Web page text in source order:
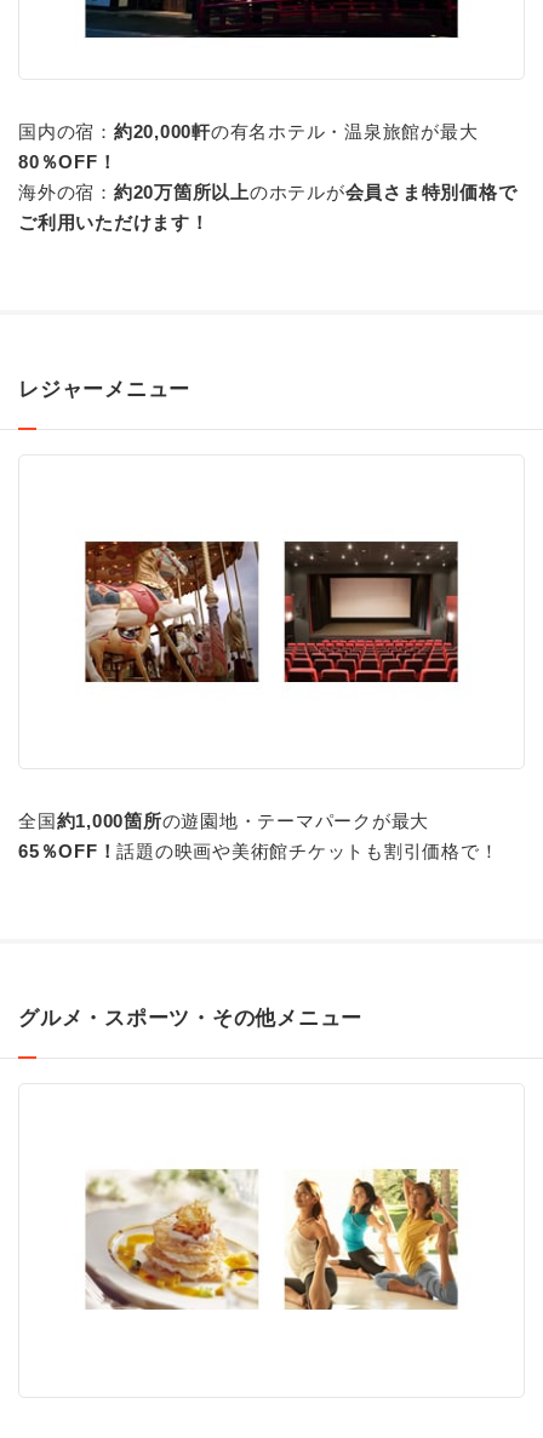
国内の宿： 約20,000軒の有名ホテル・温泉旅館が最大
80％OFF！
海外の宿： 約20万箇所以上のホテルが会員さま特別価格で
ご利用いただけます！
レジャーメニュー
全国約1,000箇所の遊園地・テーマパークが最大
65％OFF！話題の映画や美術館チケットも割引価格で！
グルメ・スポーツ・その他メニュー